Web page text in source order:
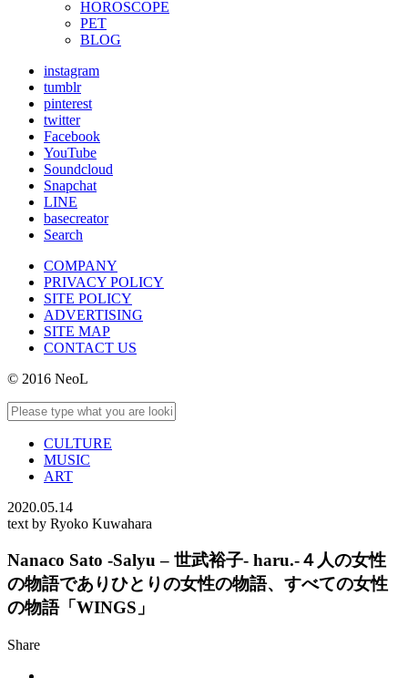
HOROSCOPE
PET
BLOG
instagram
tumblr
pinterest
twitter
Facebook
YouTube
Soundcloud
Snapchat
LINE
basecreator
Search
COMPANY
PRIVACY POLICY
SITE POLICY
ADVERTISING
SITE MAP
CONTACT US
© 2016 NeoL
CULTURE
MUSIC
ART
2020.05.14
text by Ryoko Kuwahara
Nanaco Sato -Salyu – 世武裕子- haru.-４人の女性
の物語でありひとりの女性の物語、すべての女性
の物語「WINGS」
Share